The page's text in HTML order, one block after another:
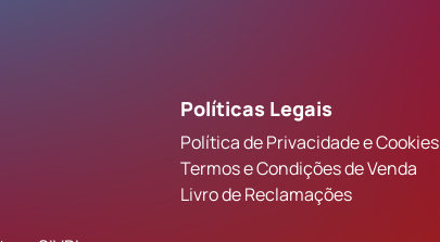
Políticas Legais
Política de Privacidade e Cookies
Termos e Condições de Venda
Livro de Reclamações